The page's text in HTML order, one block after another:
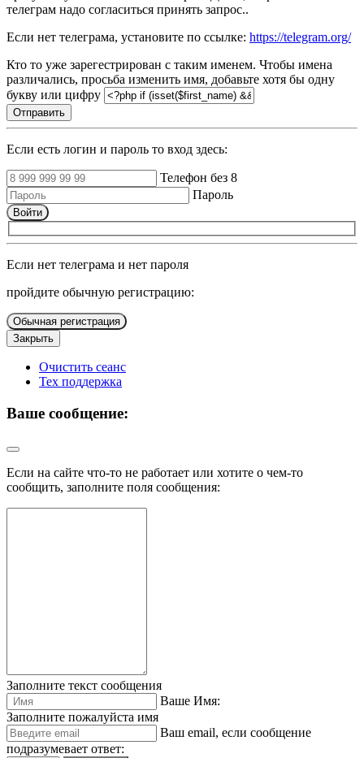
телеграм надо согласиться принять запрос..
Если нет телеграма, установите по ссылке: https://telegram.org/
Кто то уже зарегестрирован с таким именем. Чтобы имена
различались, просьба изменить имя, добавьте хотя бы одну
букву или цифру
Отправить
Если есть логин и пароль то вход здесь:
Телефон без 8
Пароль
Войти
Если нет телеграма и нет пароля
пройдите обычную регистрацию:
Обычная регистрация
Закрыть
Очистить сеанс
Тех поддержка
Ваше сообщение:
Если на сайте что-то не работает или хотите о чем-то
сообщить, заполните поля сообщения:
Заполните текст сообщения
Ваше Имя:
Заполните пожалуйста имя
Ваш еmail, если сообщение
подразумевает ответ: